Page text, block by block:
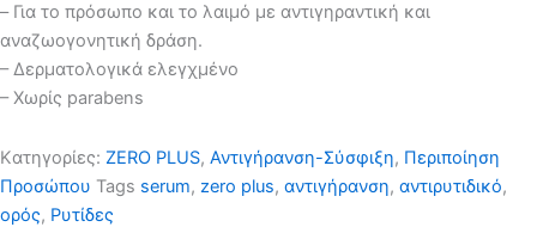
– Για το πρόσωπο και το λαιμό με αντιγηραντική και
αναζωογονητική δράση.
– Δερματολογικά ελεγχμένο
– Χωρίς parabens
Kατηγορίες: ZERO PLUS, Αντιγήρανση-Σύσφιξη, Περιποίηση
Προσώπου Tags serum, zero plus, αντιγήρανση, αντιρυτιδικό,
ορός, Ρυτίδες